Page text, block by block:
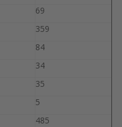
69
359
84
34
35
5
485